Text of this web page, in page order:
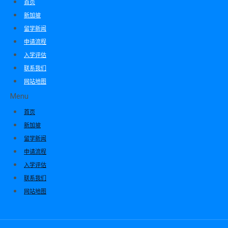
首页
新加坡
留学新闻
申请流程
入学评估
联系我们
网站地图
Menu
首页
新加坡
留学新闻
申请流程
入学评估
联系我们
网站地图